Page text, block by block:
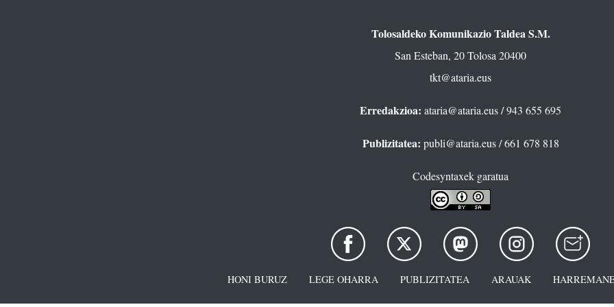
Tolosaldeko Komunikazio Taldea S.M.
San Esteban, 20 Tolosa 20400
tkt@ataria.eus
Erredakzioa: ataria@ataria.eus/ 943 655 695
Publizitatea: publi@ataria.eus/ 661 678 818
Codesyntaxek garatua
HONI BURUZ LEGE OHARRA PUBLIZITATEA ARAUAK